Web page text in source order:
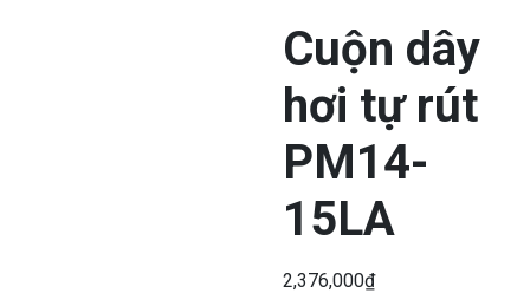
Cuộn dây
hơi tự rút
PM14-
15LA
2,376,000₫